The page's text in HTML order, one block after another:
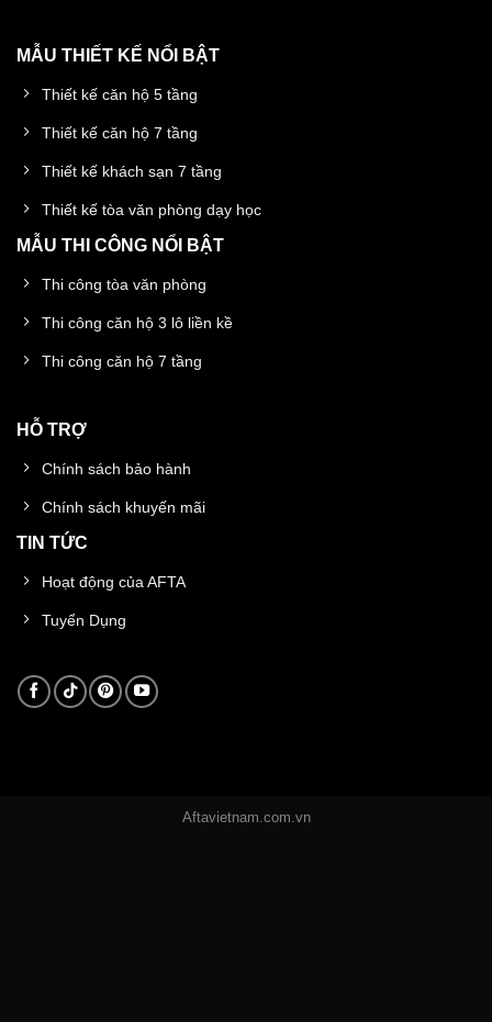
MẪU THIẾT KẾ NỔI BẬT
Thiết kế căn hộ 5 tầng
Thiết kế căn hộ 7 tầng
Thiết kế khách sạn 7 tầng
Thiết kế tòa văn phòng dạy học
MẪU THI CÔNG NỔI BẬT
Thi công tòa văn phòng
Thi công căn hộ 3 lô liền kề
Thi công căn hộ 7 tầng
HỖ TRỢ
Chính sách bảo hành
Chính sách khuyến mãi
TIN TỨC
Hoạt động của AFTA
Tuyển Dụng
Aftavietnam.com.vn